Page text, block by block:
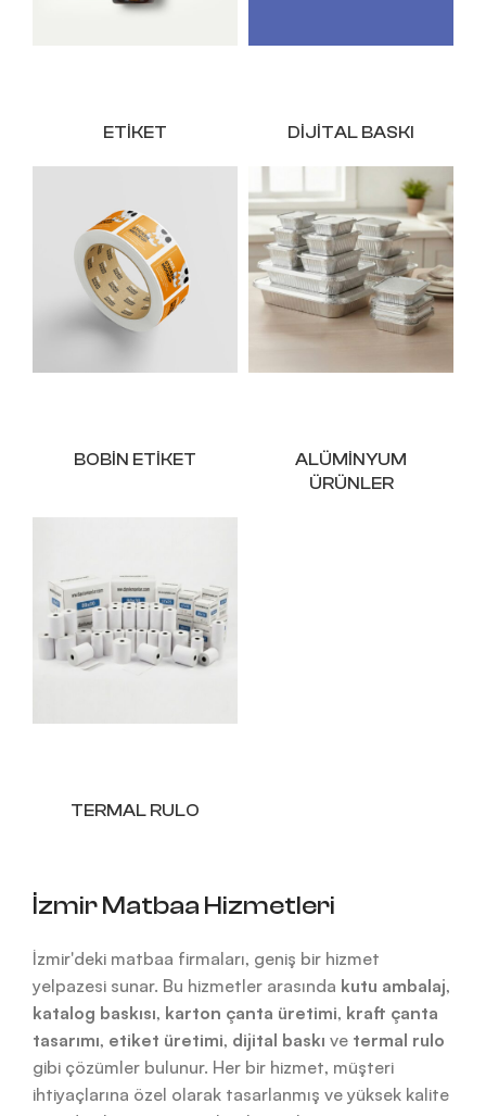
ETIKET DIJITAL BASKI
BOBIN ETIKET
ALÜMINYUM
ÜRÜNLER
TERMAL RULO
İzmir Matbaa Hizmetleri
İzmir'deki matbaa firmaları, geniş bir hizmet
yelpazesi sunar. Bu hizmetler arasında kutu ambalaj,
katalog baskısı, karton çanta üretimi, kraft çanta
tasarımı, etiket üretimi, dijital baskı ve termal rulo
gibi çözümler bulunur. Her bir hizmet, müşteri
ihtiyaçlarına özel olarak tasarlanmış ve yüksek kalite